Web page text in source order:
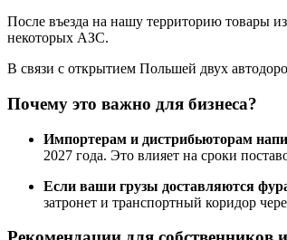
После въезда на нашу территорию товары
некоторых АЗС.
В связи с открытием Польшей двух
Почему это важно для бизнеса?
Импортерам и дистрибьюторам
2027 года. Это влияет на сроки
Если ваши грузы доставляются
затронет и транспортный коридор